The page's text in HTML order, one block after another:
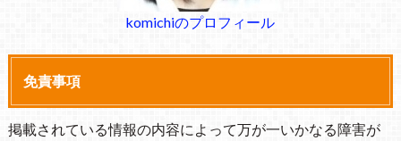
komichiのプロフィール
免責事項
掲載されている情報の内容によって万が一いかなる障害が